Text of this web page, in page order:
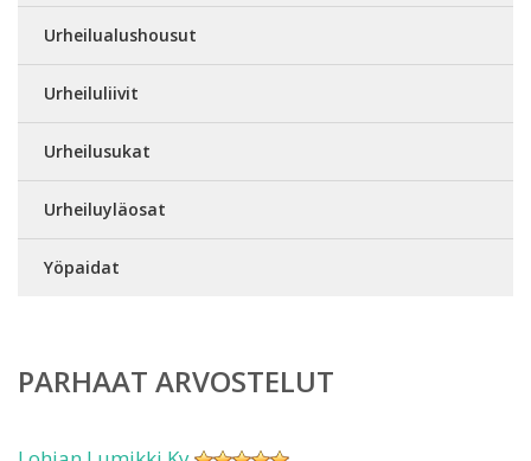
Urheilualushousut
Urheiluliivit
Urheilusukat
Urheiluyläosat
Yöpaidat
PARHAAT ARVOSTELUT